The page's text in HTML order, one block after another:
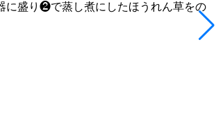
に盛り❷で蒸し煮にしたほうれん草をの